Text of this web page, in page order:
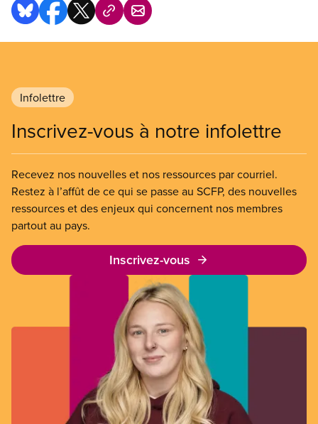
Infolettre
Inscrivez-vous à notre infolettre
Recevez nos nouvelles et nos ressources par courriel.
Restez à l’affût de ce qui se passe au SCFP, des nouvelles
ressources et des enjeux qui concernent nos membres
partout au pays.
Inscrivez-vous